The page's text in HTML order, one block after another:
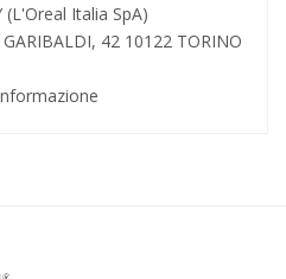
(L'Oreal Italia SpA)
GARIBALDI, 42 10122 TORINO